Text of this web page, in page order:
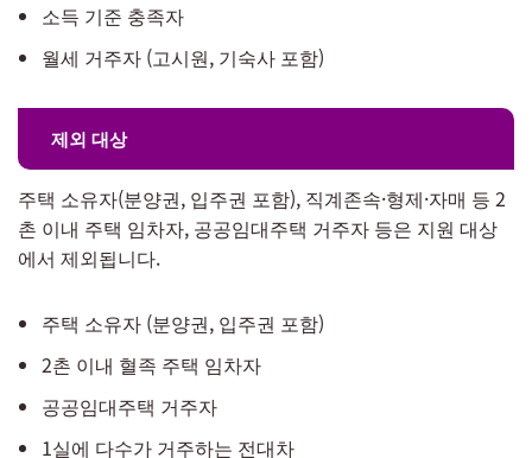
소득 기준 충족자
월세 거주자 (고시원, 기숙사 포함)
제외 대상
주택 소유자(분양권, 입주권 포함), 직계존속·형제·자매 등 2
촌 이내 주택 임차자, 공공임대주택 거주자 등은 지원 대상
에서 제외됩니다.
주택 소유자 (분양권, 입주권 포함)
2촌 이내 혈족 주택 임차자
공공임대주택 거주자
1실에 다수가 거주하는 전대차